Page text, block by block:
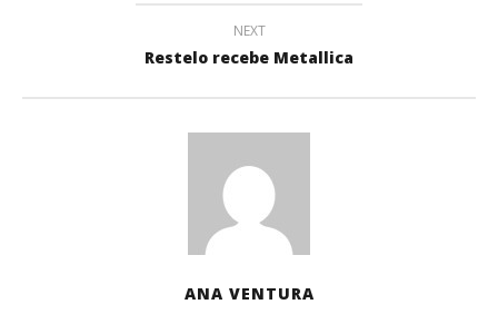
NEXT
Restelo recebe Metallica
ANA VENTURA